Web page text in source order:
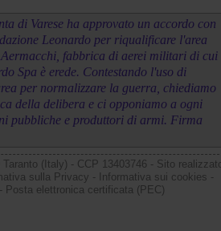
di Varese ha approvato un accordo con
Leonardo per riqualificare l'area
fabbrica di aerei militari di cui
Spa è erede. Contestando l'uso di
per normalizzare la guerra, chiediamo
della delibera e ci opponiamo a ogni
pubbliche e produttori di armi. Firma
Taranto (Italy) - CCP 13403746 - Sito
sulla Privacy - Informativa sui cookies -
Posta elettronica certificata (PEC)